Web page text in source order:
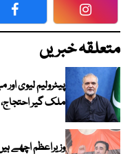
Facebook
متعلقہ خبریں
پیٹرولیم لیوی
ملک گیر احتجاج، 510 شاہراہوں پر دھرنوں کا اعلان
وزیراعظم اچھے